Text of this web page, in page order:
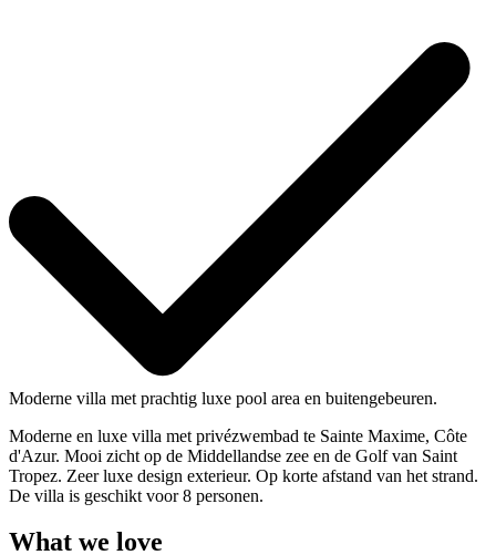
Moderne villa met prachtig luxe pool area en buitengebeuren.
Moderne en luxe villa met privézwembad te Sainte Maxime, Côte
d'Azur. Mooi zicht op de Middellandse zee en de Golf van Saint
Tropez. Zeer luxe design exterieur. Op korte afstand van het strand.
De villa is geschikt voor 8 personen.
What we love